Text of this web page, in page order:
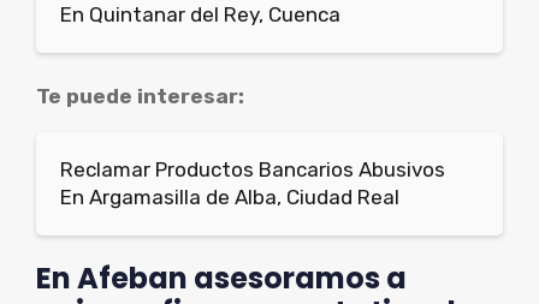
En Quintanar del Rey, Cuenca
Te puede interesar:
Reclamar Productos Bancarios Abusivos
En Argamasilla de Alba, Ciudad Real
En Afeban asesoramos a